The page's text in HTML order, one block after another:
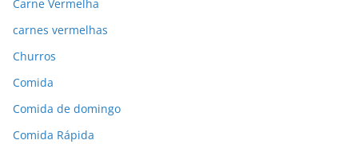
Carne Vermelha
carnes vermelhas
Churros
Comida
Comida de domingo
Comida Rápida